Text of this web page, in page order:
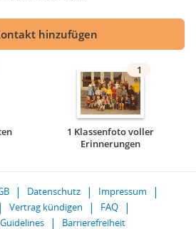
hinzufügen
1
1 Klassenfoto voller
Erinnerungen
Datenschutz
Impressum
Vertrag kündigen
FAQ
Barrierefreiheit